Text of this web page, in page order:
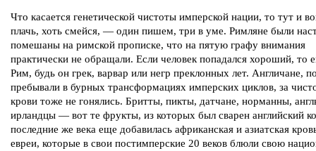
Что касается генетической чистоты имперской нации, то тут и
плачь, хоть смейся, — один пишем, три в уме. Римляне были
помешаны на римской прописке, что на пятую графу внимания
практически не обращали. Если человек попадался хороший, то
Рим, будь он грек, варвар или негр преклонных лет. Англичане,
пребывали в бурных трансформациях имперских циклов, за
крови тоже не гонялись. Бритты, пикты, датчане, норманны,
ирландцы — вот те фрукты, из которых был сварен английский
последние же века еще добавилась африканская и азиатская
евреи, которые в свои постимперские 20 веков блюли свою